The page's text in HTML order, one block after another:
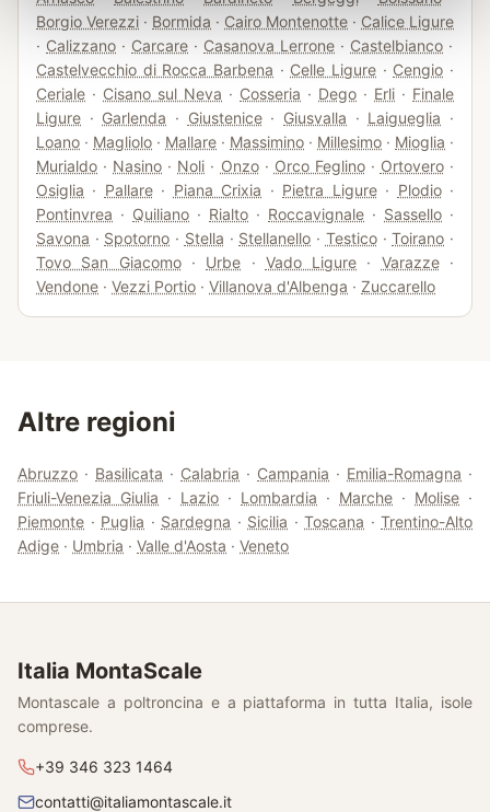
Borgio Verezzi · Bormida · Cairo Montenotte · Calice Ligure
· Calizzano · Carcare · Casanova Lerrone · Castelbianco ·
Castelvecchio di Rocca Barbena · Celle Ligure · Cengio ·
Ceriale · Cisano sul Neva · Cosseria · Dego · Erli · Finale
Ligure · Garlenda · Giustenice· Giusvalla · Laigueglia ·
Loano · Magliolo · Mallare · Massimino · Millesimo · Mioglia ·
Murialdo · Nasino · Noli · Onzo· Orco Feglino· Ortovero·
Osiglia · Pallare· Piana Crixia · Pietra Ligure· Plodio·
Pontinvrea · Quiliano · Rialto · Roccavignale · Sassello ·
Savona · Spotorno · Stella · Stellanello · Testico·Toirano ·
Tovo San Giacomo· Urbe · Vado Ligure · Varazze·
Vendone · Vezzi Portio · Villanova d'Albenga · Zuccarello
Altre regioni
Abruzzo · Basilicata · Calabria · Campania · Emilia-Romagna ·
Friuli-Venezia Giulia · Lazio · Lombardia · Marche · Molise ·
Piemonte · Puglia · Sardegna · Sicilia · Toscana · Trentino-Alto
Adige · Umbria · Valle d'Aosta · Veneto
Italia MontaScale
Montascale a poltroncina e a piattaforma in tutta Italia, isole
comprese.
+39 346 323 1464
contatti@italiamontascale.it